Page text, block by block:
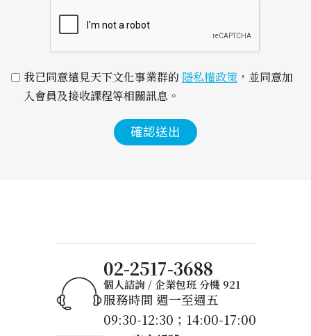
我已同意遠見天下文化事業群的 隱私權政策 ，並同意加
入會員及接收課程等相關訊息。
確認送出
02-2517-3688
個人諮詢 / 企業包班 分機 921
服務時間 週一至週五
09:30-12:30；14:00-17:00